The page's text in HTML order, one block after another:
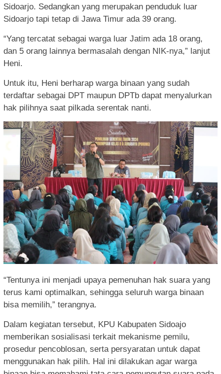
Sidoarjo. Sedangkan yang merupakan penduduk luar
Sidoarjo tapi tetap di Jawa Timur ada 39 orang.
“Yang tercatat sebagai warga luar Jatim ada 18 orang,
dan 5 orang lainnya bermasalah dengan NIK-nya,” lanjut
Heni.
Untuk itu, Heni berharap warga binaan yang sudah
terdaftar sebagai DPT maupun DPTb dapat menyalurkan
hak pilihnya saat pilkada serentak nanti.
“Tentunya ini menjadi upaya pemenuhan hak suara yang
terus kami optimalkan, sehingga seluruh warga binaan
bisa memilih,” terangnya.
Dalam kegiatan tersebut, KPU Kabupaten Sidoajo
memberikan sosialisasi terkait mekanisme pemilu,
prosedur pencoblosan, serta persyaratan untuk dapat
menggunakan hak pilih. Hal ini dilakukan agar warga